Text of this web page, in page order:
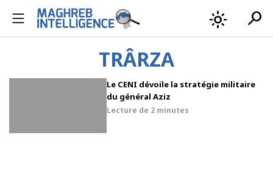
light_mode search
TRÂRZA
Le CENI dévoile la stratégie militaire
du général Aziz
Lecture de 2 minutes